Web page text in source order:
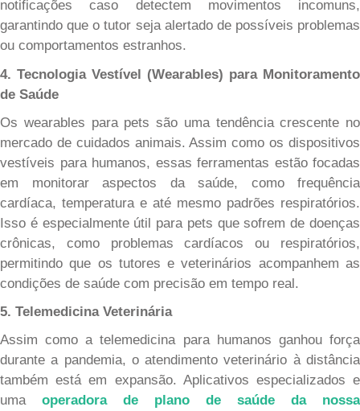
notificações caso detectem movimentos incomuns,
garantindo que o tutor seja alertado de possíveis problemas
ou comportamentos estranhos.
4. Tecnologia Vestível (Wearables) para Monitoramento
de Saúde
Os wearables para pets são uma tendência crescente no
mercado de cuidados animais. Assim como os dispositivos
vestíveis para humanos, essas ferramentas estão focadas
em monitorar aspectos da saúde, como frequência
cardíaca, temperatura e até mesmo padrões respiratórios.
Isso é especialmente útil para pets que sofrem de doenças
crônicas, como problemas cardíacos ou respiratórios,
permitindo que os tutores e veterinários acompanhem as
condições de saúde com precisão em tempo real.
5. Telemedicina Veterinária
Assim como a telemedicina para humanos ganhou força
durante a pandemia, o atendimento veterinário à distância
também está em expansão. Aplicativos especializados e
uma operadora de plano de saúde da nossa